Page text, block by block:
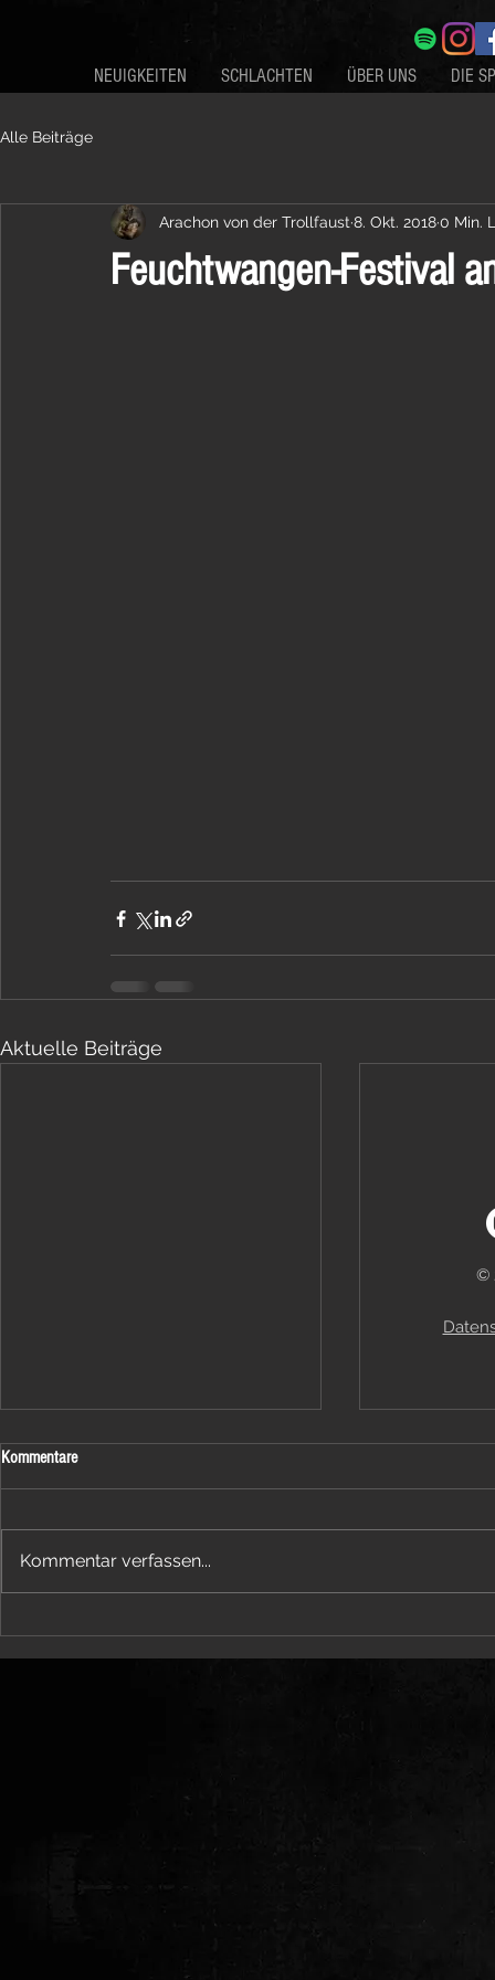
NEUIGKEITEN SCHLACHTEN ÜBER UNS DIE
Alle Beiträge
Feuchtwangen-Festival
Arachon von der Trollfaust 8. Okt. 20180 Min.
Aktuelle Beiträge
Kommentare
Kommentar verfassen...
©